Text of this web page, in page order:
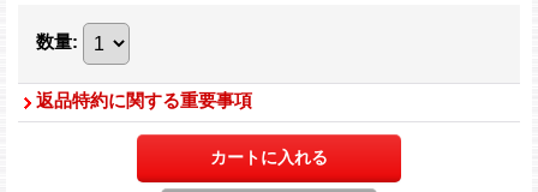
数量:
返品特約に関する重要事項